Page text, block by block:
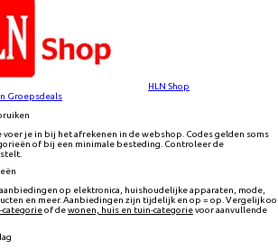
HLN Shop
Groepsdeals
voer je in bij het afrekenen in de webshop. Codes gelden soms
of bij een minimale besteding. Controleer de
op elektronica, huishoudelijke apparaten, mode,
en meer. Aanbiedingen zijn tijdelijk en op = op. Vergelijk
categorieof dewonen, huis en tuin-categorievoor aanvullende